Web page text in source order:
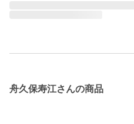
舟久保寿江さんの商品